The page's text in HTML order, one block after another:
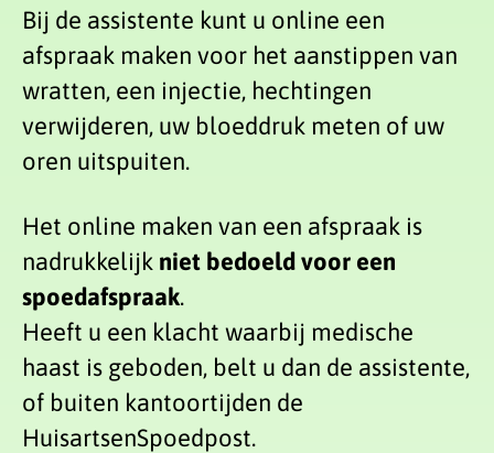
Bij de assistente kunt u online een
afspraak maken voor het aanstippen van
wratten, een injectie, hechtingen
verwijderen, uw bloeddruk meten of uw
oren uitspuiten.
Het online maken van een afspraak is
nadrukkelijk niet bedoeld voor een
spoedafspraak.
Heeft u een klacht waarbij medische
haast is geboden, belt u dan de assistente,
of buiten kantoortijden de
HuisartsenSpoedpost.